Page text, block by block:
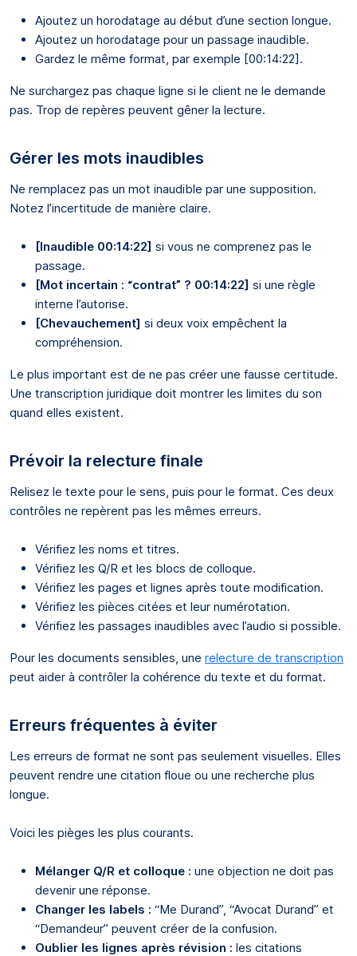
Ajoutez un horodatage au début d’une section longue.
Ajoutez un horodatage pour un passage inaudible.
Gardez le même format, par exemple [00:14:22].
Ne surchargez pas chaque ligne si le client ne le demande
pas. Trop de repères peuvent gêner la lecture.
Gérer les mots inaudibles
Ne remplacez pas un mot inaudible par une supposition.
Notez l’incertitude de manière claire.
[Inaudible 00:14:22] si vous ne comprenez pas le
passage.
[Mot incertain : “contrat” ? 00:14:22] si une règle
interne l’autorise.
[Chevauchement] si deux voix empêchent la
compréhension.
Le plus important est de ne pas créer une fausse certitude.
Une transcription juridique doit montrer les limites du son
quand elles existent.
Prévoir la relecture finale
Relisez le texte pour le sens, puis pour le format. Ces deux
contrôles ne repèrent pas les mêmes erreurs.
Vérifiez les noms et titres.
Vérifiez les Q/R et les blocs de colloque.
Vérifiez les pages et lignes après toute modification.
Vérifiez les pièces citées et leur numérotation.
Vérifiez les passages inaudibles avec l’audio si possible.
Pour les documents sensibles, une relecture de transcription
peut aider à contrôler la cohérence du texte et du format.
Erreurs fréquentes à éviter
Les erreurs de format ne sont pas seulement visuelles. Elles
peuvent rendre une citation floue ou une recherche plus
longue.
Voici les pièges les plus courants.
Mélanger Q/R et colloque : une objection ne doit pas
devenir une réponse.
Changer les labels : “Me Durand”, “Avocat Durand” et
“Demandeur” peuvent créer de la confusion.
Oublier les lignes après révision : les citations